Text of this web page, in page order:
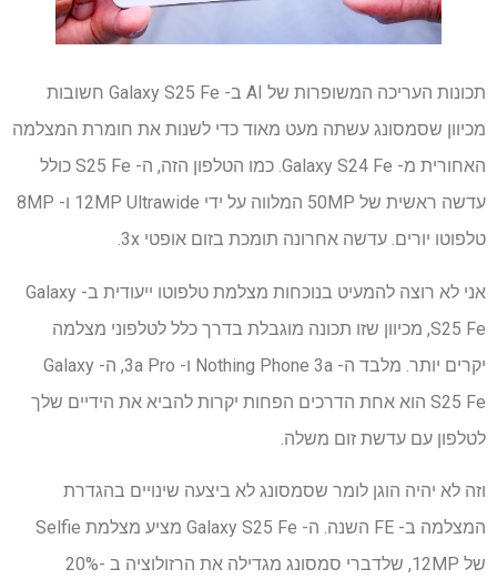
תכונות העריכה המשופרות של AI ב- Galaxy S25 Fe חשובות
מכיוון שסמסונג עשתה מעט מאוד כדי לשנות את חומרת המצלמה
האחורית מ- Galaxy S24 Fe. כמו הטלפון הזה, ה- S25 Fe כולל
עדשה ראשית של 50MP המלווה על ידי 12MP Ultrawide ו- 8MP
טלפוטו יורים. עדשה אחרונה תומכת בזום אופטי 3x.
אני לא רוצה להמעיט בנוכחות מצלמת טלפוטו ייעודית ב- Galaxy
S25 Fe, מכיוון שזו תכונה מוגבלת בדרך כלל לטלפוני מצלמה
יקרים יותר. מלבד ה- Nothing Phone 3a ו- 3a Pro, ה- Galaxy
S25 Fe הוא אחת הדרכים הפחות יקרות להביא את הידיים שלך
לטלפון עם עדשת זום משלה.
וזה לא יהיה הוגן לומר שסמסונג לא ביצעה שינויים בהגדרת
המצלמה ב- FE השנה. ה- Galaxy S25 Fe מציע מצלמת Selfie
של 12MP, שלדברי סמסונג מגדילה את הרזולוציה ב -20%